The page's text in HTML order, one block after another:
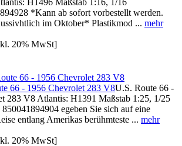
*Kann ab sofort vorbestellt werden.
im Oktober* Plastikmod ... mehr
20% MwSt]
66 - 1956 Chevrolet 283 V8U.S. Route 66 -
283 V8 Atlantis: H1391 Maßstab 1:25, 1/25
egeben Sie sich auf eine
entlang Amerikas berühmteste ... mehr
20% MwSt]